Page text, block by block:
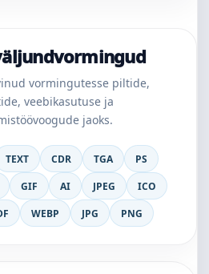
vormingutesse piltide,
veebikasutuse ja
jaoks.
TEXT CDR TGA
PS
GIF AI JPEG
ICO
WEBP JPG PNG